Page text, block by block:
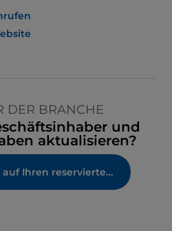
DER BRANCHE
und
aktualisieren?
Greifen Sie jetzt auf Ihren reservierten Bereich zu